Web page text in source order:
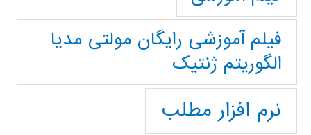
فیلم آموزشی رایگان مولتی مدیا
الگوریتم ژنتیک
نرم افزار مطلب